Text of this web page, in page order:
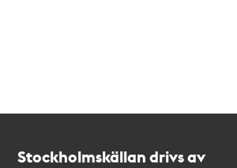
Stockholmskällan drivs av